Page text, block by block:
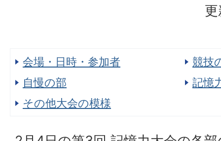
会場・日時・参加者
競技
自慢の部
記憶
その他大会の模様